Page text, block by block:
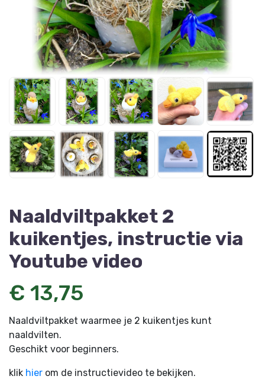
Naaldviltpakket 2
kuikentjes, instructie via
Youtube video
€ 13,75
Naaldviltpakket waarmee je 2 kuikentjes kunt
naaldvilten.
Geschikt voor beginners.
klik hier om de instructievideo te bekijken.